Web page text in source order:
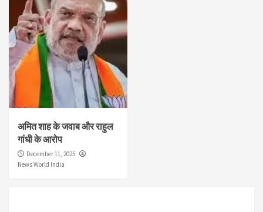
अमित शाह के जवाब और राहुल
गांधी के आरोप
December 11, 2025
News World India